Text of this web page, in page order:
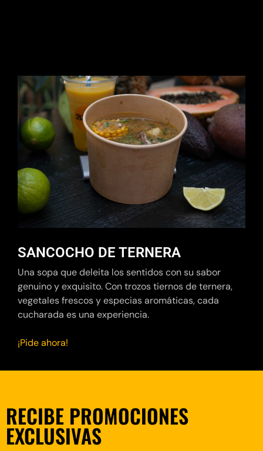
SANCOCHO DE TERNERA
Una sopa que deleita los sentidos con su sabor
genuino y exquisito. Con trozos tiernos de ternera,
vegetales frescos y especias aromáticas, cada
cucharada es una experiencia.
¡Pide ahora!
RECIBE PROMOCIONES
EXCLUSIVAS